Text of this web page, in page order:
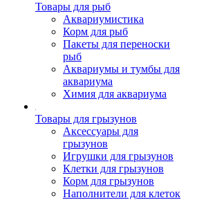
Товары для рыб
Аквариумистика
Корм для рыб
Пакеты для переноски
рыб
Аквариумы и тумбы для
аквариума
Химия для аквариума
Товары для грызунов
Аксессуары для
грызунов
Игрушки для грызунов
Клетки для грызунов
Корм для грызунов
Наполнители для клеток